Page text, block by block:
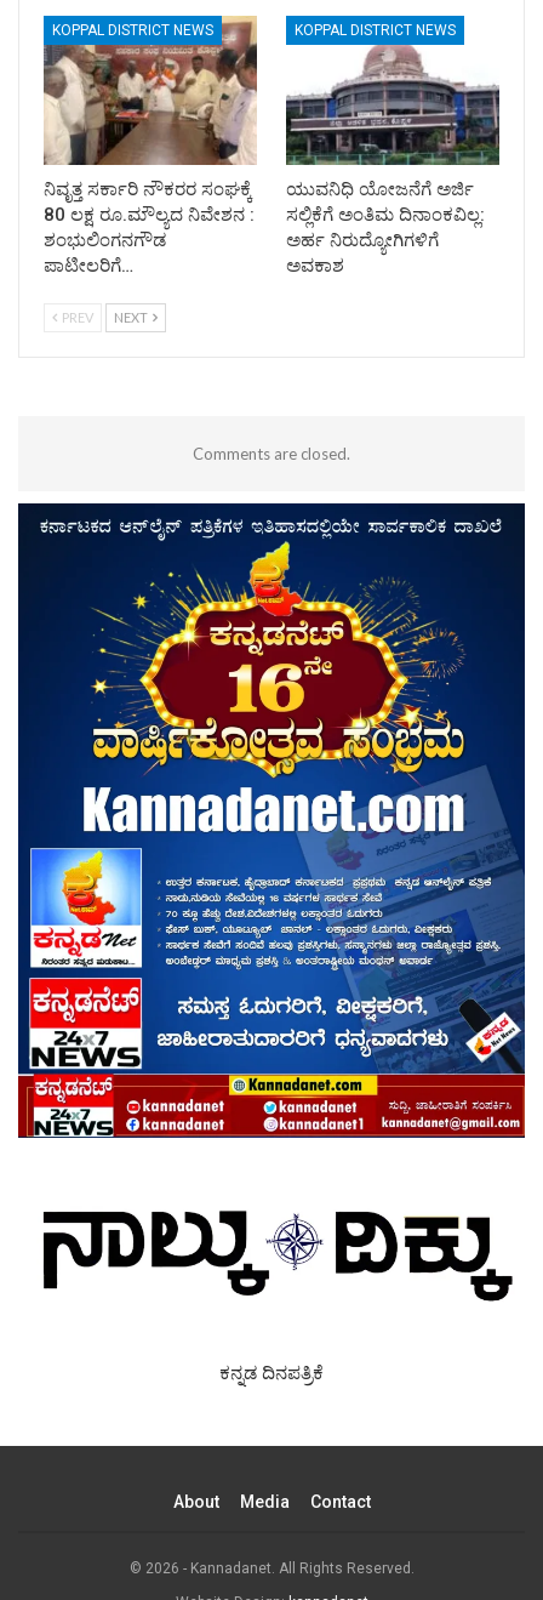
KOPPAL DISTRICT NEWS
ನಿವೃತ್ತ ಸರ್ಕಾರಿ ನೌಕರರ ಸಂಘಕ್ಕೆ
80 ಲಕ್ಷ ರೂ.ಮೌಲ್ಯದ ನಿವೇಶನ :
ಶಂಭುಲಿಂಗನಗೌಡ
ಪಾಟೀಲರಿಗೆ…
KOPPAL DISTRICT NEWS
ಯುವನಿಧಿ ಯೋಜನೆಗೆ ಅರ್ಜಿ
ಸಲ್ಲಿಕೆಗೆ ಅಂತಿಮ ದಿನಾಂಕವಿಲ್ಲ:
ಅರ್ಹ ನಿರುದ್ಯೋಗಿಗಳಿಗೆ
ಅವಕಾಶ
PREV NEXT
Comments are closed.
ಕನ್ನಡ ದಿನಪತ್ರಿಕೆ
About Media Contact
© 2026 - Kannadanet. All Rights Reserved.